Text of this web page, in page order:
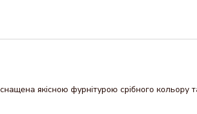
якісною фурнітурою срібного кольору